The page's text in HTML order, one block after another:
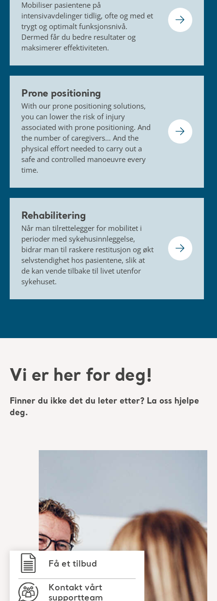
With our prone positioning solutions,
you can lower the risk of injury
associated with prone positioning. And
the number of caregivers… And the
physical effort needed to carry out a
Rehabilitering
Når man tilrettelegger for mobilitet i
perioder med sykehusinnleggelse,
bidrar man til raskere restitusjon og økt
selvstendighet hos pasientene, slik at
de kan vende tilbake til livet utenfor
Vi er her for deg!
Finner du ikke det du leter etter? La oss hjelpe
supportteam
Kontakt en Arjo-
ekspert